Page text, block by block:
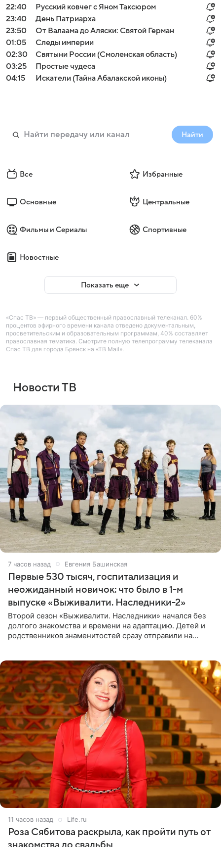
22:40
Русский ковчег с Яном Таксюром
23:40
День Патриарха
23:50
От Валаама до Аляски: Святой Герман
01:05
Следы империи
02:30
Святыни России (Смоленская область)
03:25
Простые чудеса
04:15
Искатели (Тайна Абалакской иконы)
Найти
Все Избранные
Основные Центральные
Фильмы и Сериалы Спортивные
Новостные
Показать еще
«Спас ТВ» — первый общественный православный телеканал. 60%
процентов эфирного времени канала отведено документальным,
просветительским и образовательным программам, 40% составляет
православная тематика. Смотрите полную телепрограмму телеканала
Спас ТВ для города Брянск на «ТВ Mail».
Новости ТВ
7 часов назад Евгения Башинская
Первые 530 тысяч, госпитализация и
неожиданный новичок: что было в 1-м
выпуске «Выживалити. Наследники-2»
Второй сезон «Выживалити. Наследники» начался без
долгого знакомства и времени на адаптацию. Детей и
родственников знаменитостей сразу отправили на
11 часов назад Life.ru
Роза Сябитова раскрыла, как пройти путь от